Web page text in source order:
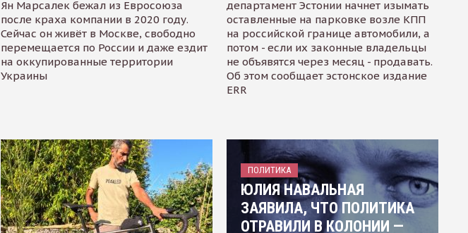
Ян Марсалек бежал из Евросоюза
после краха компании в 2020 году.
Сейчас он живёт в Москве, свободно
перемещается по России и даже ездит
на оккупированные территории
Украины
департамент Эстонии начнет изымать
оставленные на парковке возле КПП
на российской границе автомобили, а
потом - если их законные владельцы
не объявятся через месяц - продавать.
Об этом сообщает эстонское издание
ERR
ПОЛИТИКА
ЮЛИЯ НАВАЛЬНАЯ
ЗАЯВИЛА, ЧТО ПОЛИТИКА
ОТРАВИЛИ В КОЛОНИИ —